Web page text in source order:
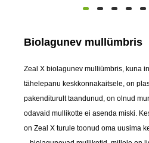
Biolagunev mullümbris
Zeal X biolagunev mulliümbris, kuna
tähelepanu keskkonnakaitsele, on
pakenditurult taandunud, on olnud
odavaid mullikotte ei asenda miski.
on Zeal X turule toonud oma uusima